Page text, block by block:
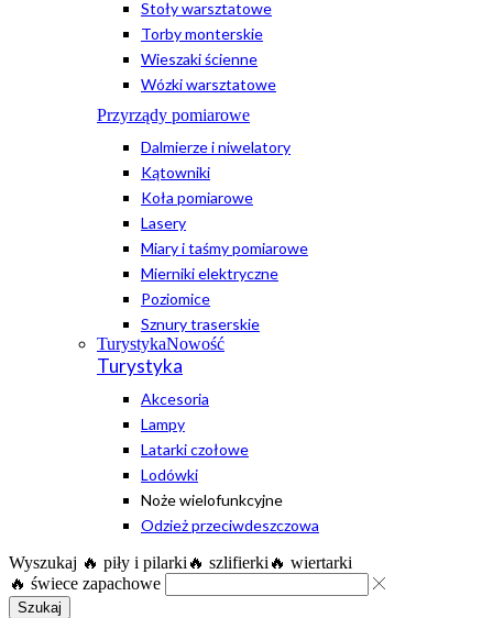
Stoły warsztatowe
Torby monterskie
Wieszaki ścienne
Wózki warsztatowe
Przyrządy pomiarowe
Dalmierze i niwelatory
Kątowniki
Koła pomiarowe
Lasery
Miary i taśmy pomiarowe
Mierniki elektryczne
Poziomice
Sznury traserskie
TurystykaNowość
Turystyka
Akcesoria
Lampy
Latarki czołowe
Lodówki
Noże wielofunkcyjne
Odzież przeciwdeszczowa
Wyszukaj 🔥 piły i pilarki 🔥 szlifierki 🔥 wiertarki
🔥 świece zapachowe
Szukaj